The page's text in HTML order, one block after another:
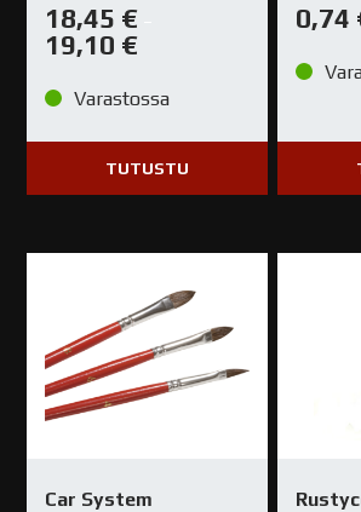
18,45 €
19,10 €
Varastossa
TUTUSTU
0,74
Car System